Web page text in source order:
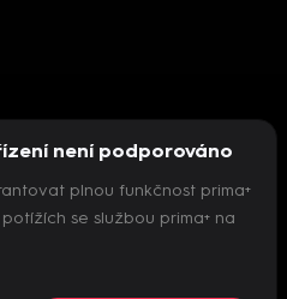
přehrávač
není podporováno
plnou funkčnost prima+
se službou prima+ na